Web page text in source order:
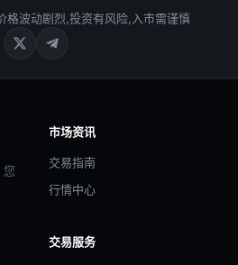
波动剧烈,投资有风险,入市需谨慎
您
市场资讯
交易指南
行情中心
交易服务